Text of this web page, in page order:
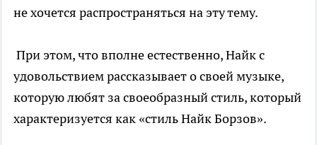
не хочется распространяться на эту тему.
При этом, что вполне естественно, Найк с
удовольствием рассказывает о своей музыке,
которую любят за своеобразный стиль, который
характеризуется как «стиль Найк Борзов».